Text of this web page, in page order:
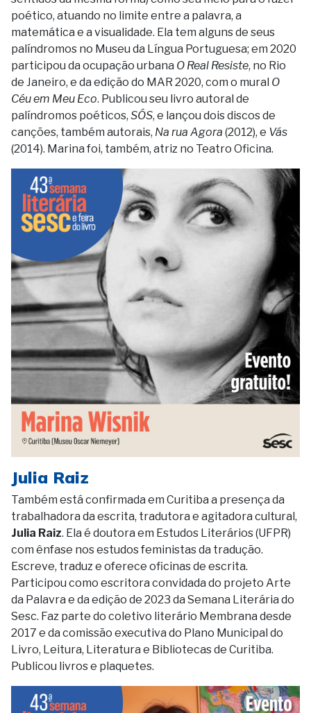
poético, atuando no limite entre a palavra, a
matemática e a visualidade. Ela tem alguns de seus
palíndromos no Museu da Língua Portuguesa; em 2020
participou da ocupação urbana O Real Resiste, no Rio
de Janeiro, e da edição do MAR 2020, com o mural O
Céu em Meu Eco. Publicou seu livro autoral de
palíndromos poéticos, SÓS, e lançou dois discos de
canções, também autorais, Na rua Agora (2012), e Vás
(2014). Marina foi, também, atriz no Teatro Oficina.
Julia Raiz
Também está confirmada em Curitiba a presença da
trabalhadora da escrita, tradutora e agitadora cultural,
Julia Raiz. Ela é doutora em Estudos Literários (UFPR)
com ênfase nos estudos feministas da tradução.
Escreve, traduz e oferece oficinas de escrita.
Participou como escritora convidada do projeto Arte
da Palavra e da edição de 2023 da Semana Literária do
Sesc. Faz parte do coletivo literário Membrana desde
2017 e da comissão executiva do Plano Municipal do
Livro, Leitura, Literatura e Bibliotecas de Curitiba.
Publicou livros e plaquetes.